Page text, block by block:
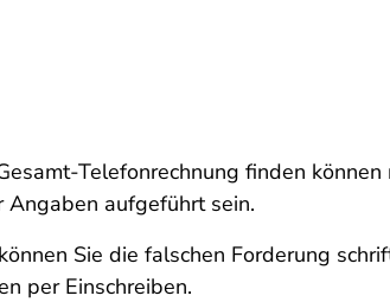
Telefonrechnung finden
Angaben aufgeführt sein.
Sie die falschen Forderung
per Einschreiben.